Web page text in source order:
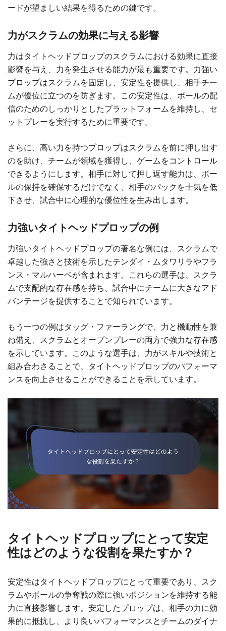
ードが望ましい結果を得るための鍵です。
力がスクラムの効果に与える影響
力はタイトヘッドプロップのスクラムにおける効果に直接
影響を与え、力を発生させる能力が最も重要です。力強い
プロップはスクラムを固定し、安定性を提供し、相手チー
ムが優位に立つのを防ぎます。この安定性は、ボールの配
信のためのしっかりとしたプラットフォームを維持し、セ
ットプレーを実行するために重要です。
さらに、高い力を持つプロップはスクラムを前に押し出す
のを助け、チームが領域を獲得し、ゲームをコントロール
できるようにします。相手に対して押し返す能力は、ボー
ルの保持を確保するだけでなく、相手のパックを士気を低
下させ、試合中に心理的な優位性を生み出します。
力強いタイトヘッドプロップの例
力強いタイトヘッドプロップの著名な例には、スクラムで
卓越した強さと技術を示したテンダイ・ムタワリラやフラ
ンス・マルハーベが含まれます。これらの選手は、スクラ
ムで支配的な存在感を持ち、試合中にチームに大きなアド
バンテージを提供することで知られています。
もう一つの例はタッグ・ファーラングで、力と機動性を兼
ね備え、スクラムとオープンプレーの両方で強力な存在感
を示しています。このような選手は、力がスキルや技術と
組み合わさることで、タイトヘッドプロップのパフォーマ
ンスを向上させることができることを示しています。
タイトヘッドプロップにとって安定
性はどのような役割を果たすか？
安定性はタイトヘッドプロップにとって重要であり、スク
ラムやボールの争奪戦の際に強いポジションを維持する能
力に直接影響します。安定したプロップは、相手の力に効
果的に抵抗し、より良いパフォーマンスとチームのダイナ